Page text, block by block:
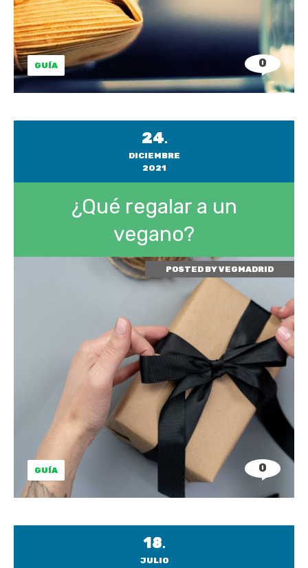
GUÍA 0
24.
DICIEMBRE
2021
¿Qué regalar a un
vegano?
POSTED BYVEGMADRID
GUÍA 0
18.
JULIO